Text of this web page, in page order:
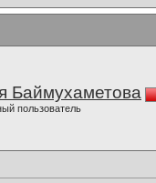
Баймухаметова
пользователь